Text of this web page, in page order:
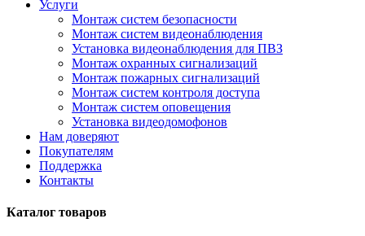
Услуги
Монтаж систем безопасности
Монтаж систем видеонаблюдения
Установка видеонаблюдения для ПВЗ
Монтаж охранных сигнализаций
Монтаж пожарных сигнализаций
Монтаж систем контроля доступа
Монтаж систем оповещения
Установка видеодомофонов
Нам доверяют
Покупателям
Поддержка
Контакты
Каталог товаров